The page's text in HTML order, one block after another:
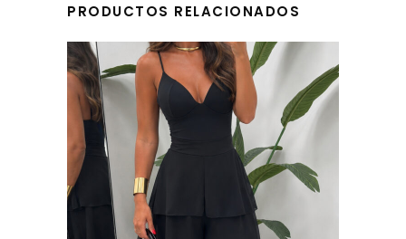
PRODUCTOS RELACIONADOS
Este producto tiene múltiples variantes. Las opciones se pueden elegir en la página de producto